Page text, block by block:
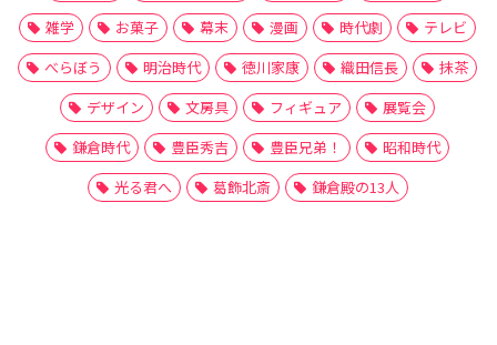
雑学
お菓子 幕末 漫画 時代劇
テレビ
べらぼう
明治時代 徳川家康 織田信長
抹茶
デザイン
文房具 フィギュア
展覧会
鎌倉時代
豊臣秀吉 豊臣兄弟！
昭和時代
光る君へ
葛飾北斎 鎌倉殿の13人